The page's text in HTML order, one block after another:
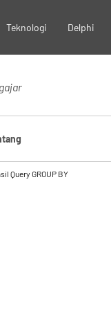
Teknologi Delphi
Query GROUP BY